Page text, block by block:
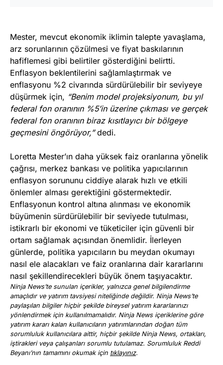
Mester, mevcut ekonomik iklimin talepte yavaşlama,
arz sorunlarının çözülmesi ve fiyat baskılarının
hafiflemesi gibi belirtiler gösterdiğini belirtti.
Enflasyon beklentilerini sağlamlaştırmak ve
enflasyonu %2 civarında sürdürülebilir bir seviyeye
düşürmek için, “Benim model projeksiyonum, bu yıl
federal fon oranının %5’in üzerine çıkması ve gerçek
federal fon oranının biraz kısıtlayıcı bir bölgeye
geçmesini öngörüyor,”dedi.
Loretta Mester’ın daha yüksek faiz oranlarına yönelik
çağrısı, merkez bankası ve politika yapıcılarının
enflasyon sorununu ciddiye alarak hızlı ve etkili
önlemler alması gerektiğini göstermektedir.
Enflasyonun kontrol altına alınması ve ekonomik
büyümenin sürdürülebilir bir seviyede tutulması,
istikrarlı bir ekonomi ve tüketiciler için güvenli bir
ortam sağlamak açısından önemlidir. İlerleyen
günlerde, politika yapıcıların bu meydan okumayı
nasıl ele alacakları ve faiz oranlarına dair kararlarını
nasıl şekillendirecekleri büyük önem taşıyacaktır.
Ninja News’te sunulan içerikler, yalnızca genel bilgilendirme
amaçlıdır ve yatırım tavsiyesi niteliğinde değildir. Ninja News’te
paylaşılan bilgiler hiçbir şekilde bireysel yatırım kararlarınızı
yönlendirmek için kullanılmamalıdır. Ninja News içeriklerine göre
yatırım kararı kalan kullanıcıların yatırımlarından doğan tüm
sorumluluk kullanıcılara aittir, hiçbir şekilde Ninja News, ortakları,
iştirakleri veya çalışanları sorumlu tutulamaz. Sorumluluk Reddi
Beyanı’nın tamamını okumak için tıklayınız.